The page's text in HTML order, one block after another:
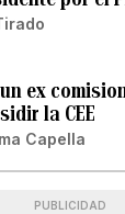
ex
la CEE
Capella
PUBLICIDAD